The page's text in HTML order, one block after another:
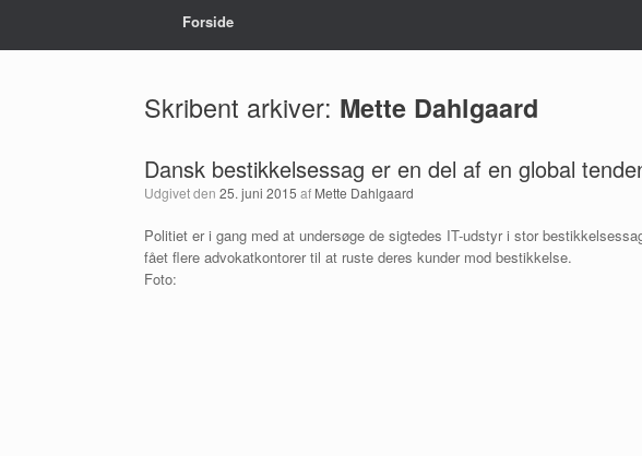
Forside
Skribent arkiver: Mette Dahlgaard
Dansk bestikkelsessag er en del af en global
Udgivet den 25. juni 2015 af Mette Dahlgaard
Politiet er i gang med at undersøge de sigtedes IT-udstyr i stor
fået flere advokatkontorer til at ruste deres kunder mod bestikkelse.
Foto: